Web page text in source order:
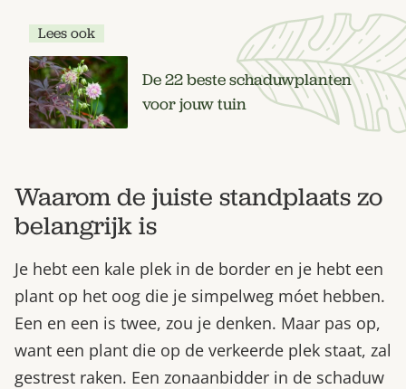
Lees ook
De 22 beste schaduwplanten
voor jouw tuin
Waarom de juiste standplaats zo
belangrijk is
Je hebt een kale plek in de border en je hebt een
plant op het oog die je simpelweg móet hebben.
Een en een is twee, zou je denken. Maar pas op,
want een plant die op de verkeerde plek staat, zal
gestrest raken. Een zonaanbidder in de schaduw